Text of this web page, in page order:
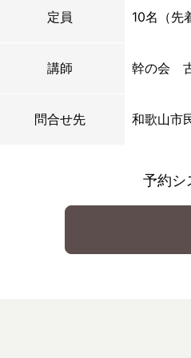
定員 10名（先
講師 幹の会
問合せ先 和歌山市
予約シ